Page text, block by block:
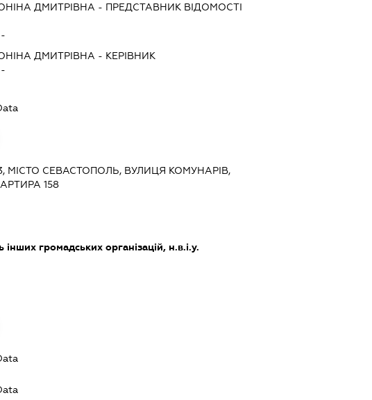
ДМИТРІВНА - ПРЕДСТАВНИК ВІДОМОСТІ
ДМИТРІВНА - КЕРІВНИК
МІСТО СЕВАСТОПОЛЬ, ВУЛИЦЯ КОМУНАРІВ,
158
інших громадських організацій, н.в.і.у.